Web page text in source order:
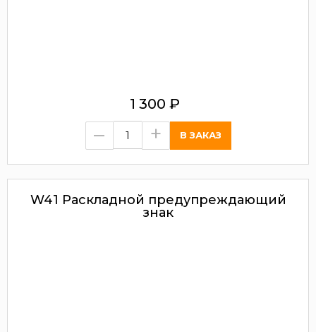
1 300 ₽
– +
W41 Раскладной предупреждающий
знак